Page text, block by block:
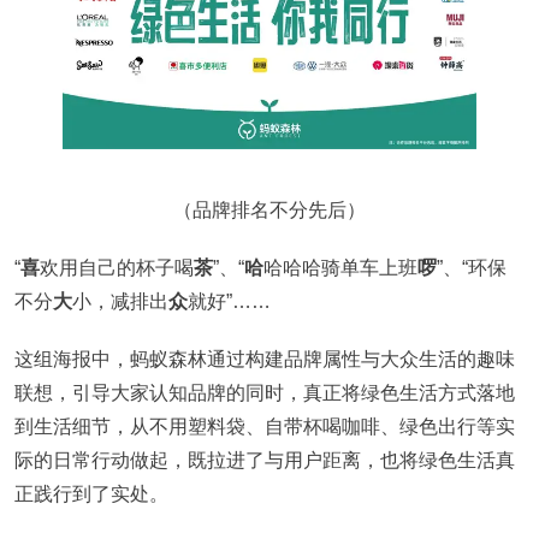
（品牌排名不分先后）
“喜欢用自己的杯子喝茶”、“哈哈哈哈骑单车上班啰”、“环保
不分大小，减排出众就好”……
这组海报中，蚂蚁森林通过构建品牌属性与大众生活的趣味
联想，引导大家认知品牌的同时，真正将绿色生活方式落地
到生活细节，从不用塑料袋、自带杯喝咖啡、绿色出行等实
际的日常行动做起，既拉进了与用户距离，也将绿色生活真
正践行到了实处。